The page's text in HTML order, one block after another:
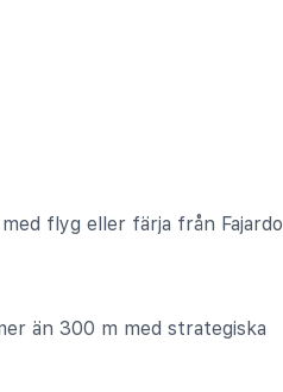
flyg eller färja från Fajardo
än 300 m med strategiska